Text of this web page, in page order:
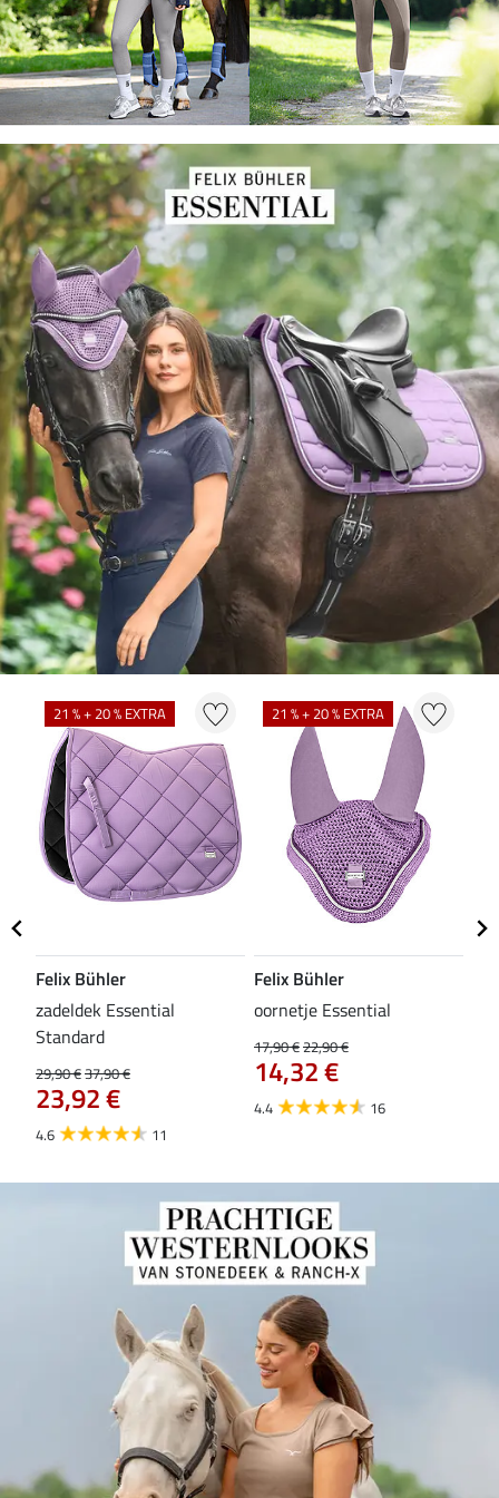
21 % + 20 % EXTRA
Felix Bühler
zadeldek Essential
Standard
29,90 €37,90 €
23,92 €
4.6 11
21 % + 20 % EXTRA
Felix Bühler
oornetje Essential
17,90 €22,90 €
14,32 €
4.4 16